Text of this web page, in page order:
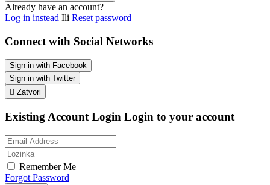
Already have an account?
Log in instead Ili Reset password
Connect with Social Networks
Sign in with Facebook
Sign in with Twitter
 Zatvori
Existing Account Login Login to your account
Remember Me
Forgot Password